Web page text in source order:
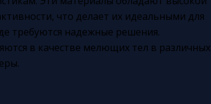
что делает их идеальными для
требуются надежные решения.
в качестве мелющих тел в различных